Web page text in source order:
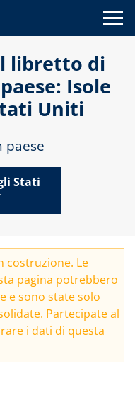
libretto di
Isole
Uniti
paese
Stati
costruzione. Le
pagina potrebbero
e sono state solo
Partecipate al
i dati di questa